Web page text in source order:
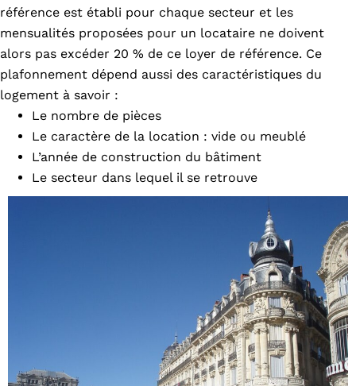
référence est établi pour chaque secteur et les
mensualités proposées pour un locataire ne doivent
alors pas excéder 20 % de ce loyer de référence. Ce
plafonnement dépend aussi des caractéristiques du
logement à savoir :
Le nombre de pièces
Le caractère de la location : vide ou meublé
L’année de construction du bâtiment
Le secteur dans lequel il se retrouve